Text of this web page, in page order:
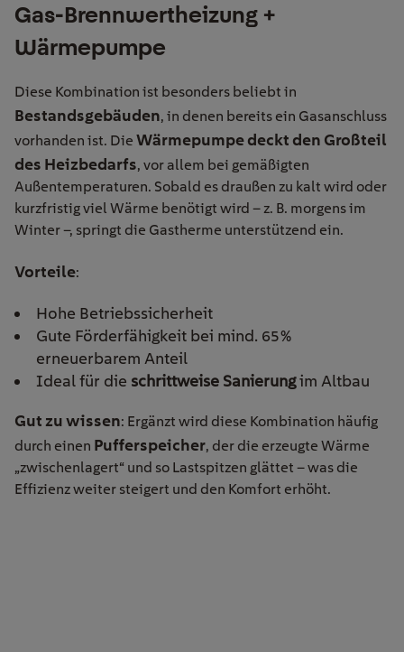
Gas-Brennwertheizung +
Wärmepumpe
Diese Kombination ist besonders beliebt in
Bestandsgebäuden, in denen bereits ein Gasanschluss
vorhanden ist. Die Wärmepumpe deckt den Großteil
des Heizbedarfs, vor allem bei gemäßigten
Außentemperaturen. Sobald es draußen zu kalt wird oder
kurzfristig viel Wärme benötigt wird – z. B. morgens im
Winter –, springt die Gastherme unterstützend ein.
Vorteile:
Hohe Betriebssicherheit
Gute Förderfähigkeit bei mind. 65 %
erneuerbarem Anteil
Ideal für die schrittweise Sanierungim Altbau
Gut zu wissen: Ergänzt wird diese Kombination häufig
durch einen Pufferspeicher, der die erzeugte Wärme
„zwischenlagert“ und so Lastspitzen glättet – was die
Effizienz weiter steigert und den Komfort erhöht.